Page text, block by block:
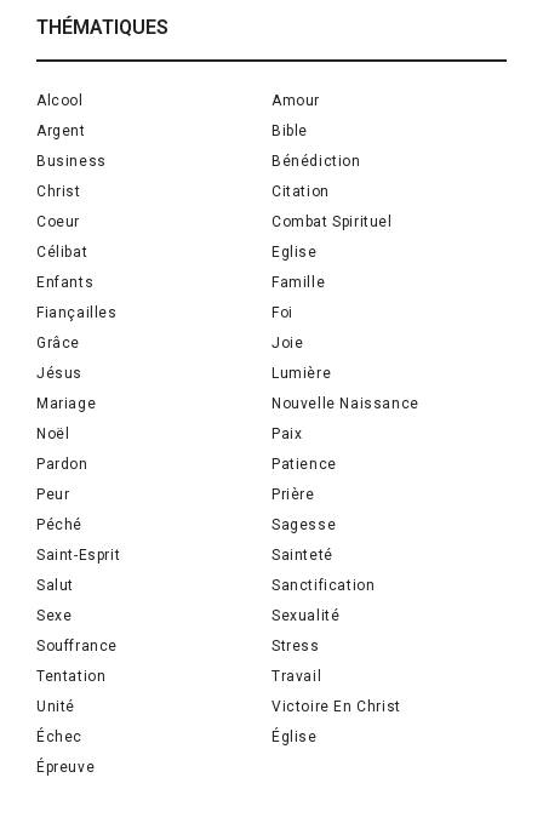
THÉMATIQUES
Alcool
Amour
Argent
Bible
Business
Bénédiction
Christ
Citation
Coeur
Combat Spirituel
Célibat
Eglise
Enfants
Famille
Fiançailles
Foi
Grâce
Joie
Jésus
Lumière
Mariage
Nouvelle Naissance
Noël
Paix
Pardon
Patience
Peur
Prière
Péché
Sagesse
Saint-Esprit
Sainteté
Salut
Sanctification
Sexe
Sexualité
Souffrance
Stress
Tentation
Travail
Unité
Victoire En Christ
Échec
Église
Épreuve